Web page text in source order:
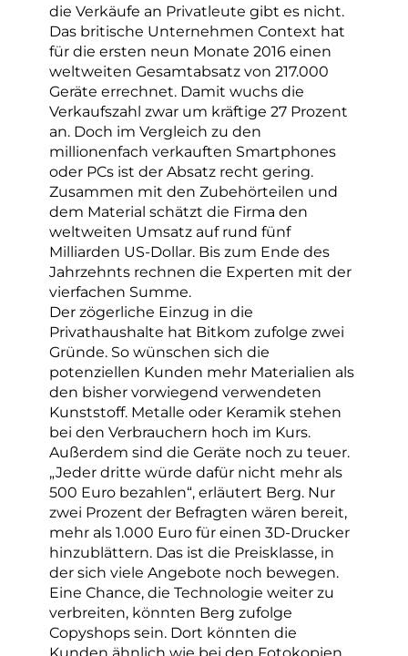
die Verkäufe an Privatleute gibt es nicht.
Das britische Unternehmen Context hat
für die ersten neun Monate 2016 einen
weltweiten Gesamtabsatz von 217.000
Geräte errechnet. Damit wuchs die
Verkaufszahl zwar um kräftige 27 Prozent
an. Doch im Vergleich zu den
millionenfach verkauften Smartphones
oder PCs ist der Absatz recht gering.
Zusammen mit den Zubehörteilen und
dem Material schätzt die Firma den
weltweiten Umsatz auf rund fünf
Milliarden US-Dollar. Bis zum Ende des
Jahrzehnts rechnen die Experten mit der
vierfachen Summe.
Der zögerliche Einzug in die
Privathaushalte hat Bitkom zufolge zwei
Gründe. So wünschen sich die
potenziellen Kunden mehr Materialien als
den bisher vorwiegend verwendeten
Kunststoff. Metalle oder Keramik stehen
bei den Verbrauchern hoch im Kurs.
Außerdem sind die Geräte noch zu teuer.
„Jeder dritte würde dafür nicht mehr als
500 Euro bezahlen“, erläutert Berg. Nur
zwei Prozent der Befragten wären bereit,
mehr als 1.000 Euro für einen 3D-Drucker
hinzublättern. Das ist die Preisklasse, in
der sich viele Angebote noch bewegen.
Eine Chance, die Technologie weiter zu
verbreiten, könnten Berg zufolge
Copyshops sein. Dort könnten die